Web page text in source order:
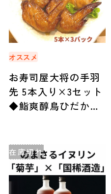
オススメ
お寿司屋大将の手羽
先 5本入り×3セット
◆鮨爽醇鳥ひだか
在庫切れ